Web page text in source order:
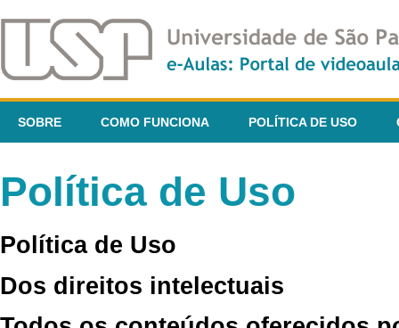
SOBRE COMO FUNCIONA POLÍTICA DE USO
Política de Uso
Política de Uso
Dos direitos intelectuais